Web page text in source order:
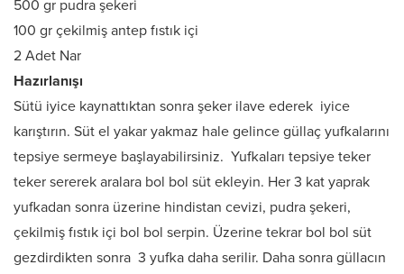
500 gr pudra şekeri
100 gr çekilmiş antep fıstık içi
2 Adet Nar
Hazırlanışı
Sütü iyice kaynattıktan sonra şeker ilave ederek iyice
karıştırın. Süt el yakar yakmaz hale gelince güllaç yufkalarını
tepsiye sermeye başlayabilirsiniz. Yufkaları tepsiye teker
teker sererek aralara bol bol süt ekleyin. Her 3 kat yaprak
yufkadan sonra üzerine hindistan cevizi, pudra şekeri,
çekilmiş fıstık içi bol bol serpin. Üzerine tekrar bol bol süt
gezdirdikten sonra 3 yufka daha serilir. Daha sonra güllacın